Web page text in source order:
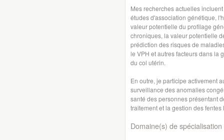
Mes recherches actuelles
études d'association génétique,
valeur potentielle du profilage
chroniques, la valeur potentielle
prédiction des risques de
le VPH et autres facteurs dans la
du col utérin.
En outre, je participe activement
surveillance des anomalies
santé des personnes présentant
traitement et la gestion des
Domaine(s) de spécialisation